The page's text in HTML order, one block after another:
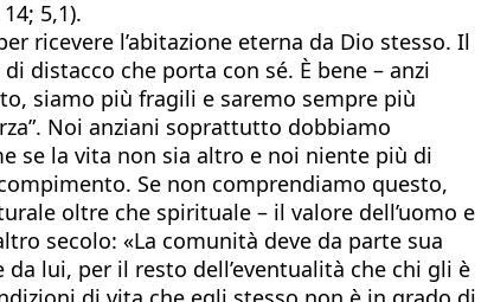
5,1).
ricevere l’abitazione eterna da Dio stesso. Il
distacco che porta con sé. È bene – anzi
siamo più fragili e saremo sempre più
Noi anziani soprattutto dobbiamo
se la vita non sia altro e noi niente più di
Se non comprendiamo questo,
oltre che spirituale – il valore dell’uomo e
secolo: «La comunità deve da parte sua
lui, per il resto dell’eventualità che chi gli è